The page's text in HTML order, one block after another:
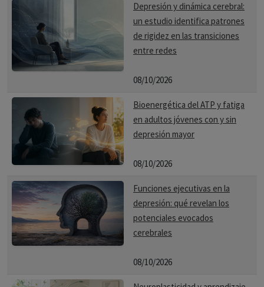
Depresión y dinámica cerebral:
un estudio identifica patrones
de rigidez en las transiciones
entre redes
08/10/2026
Bioenergética del ATP y fatiga
en adultos jóvenes con y sin
depresión mayor
08/10/2026
Funciones ejecutivas en la
depresión: qué revelan los
potenciales evocados
cerebrales
08/10/2026